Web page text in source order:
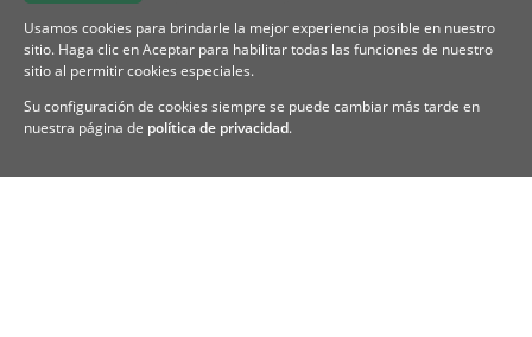
Usamos cookies para brindarle la mejor experiencia posible en nuestro
sitio. Haga clic en Aceptar para habilitar todas las funciones de nuestro
sitio al permitir cookies especiales.
Su configuración de cookies siempre se puede cambiar más tarde en
nuestra página de política de privacidad.